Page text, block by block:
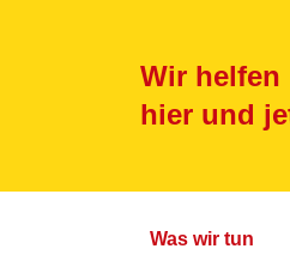
Wir helfen
hier und
Was wir tun